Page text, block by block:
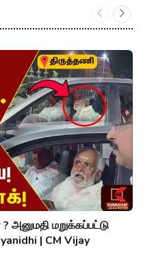
மறுக்கப்பட்டு
| CM Vijay